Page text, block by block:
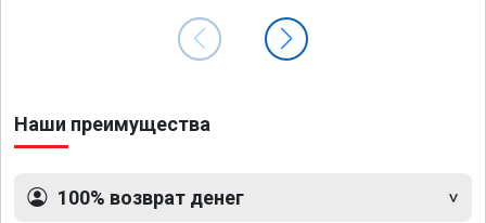
Наши преимущества
100% возврат денег